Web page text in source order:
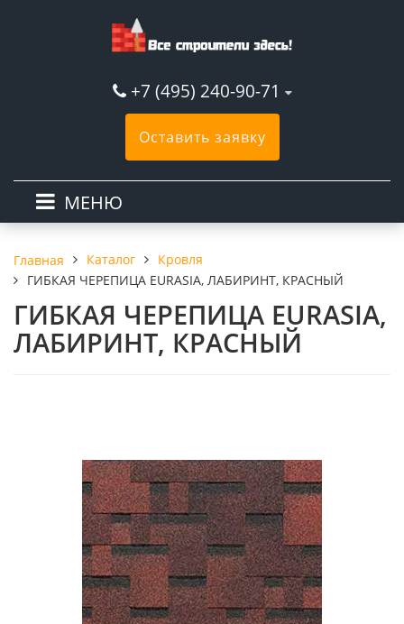
+7 (495) 240-90-71
Оставить заявку
МЕНЮ
Главная Каталог
Кровля
ГИБКАЯ ЧЕРЕПИЦА EURASIA, ЛАБИРИНТ, КРАСНЫЙ
ГИБКАЯ ЧЕРЕПИЦА EURASIA,
ЛАБИРИНТ, КРАСНЫЙ